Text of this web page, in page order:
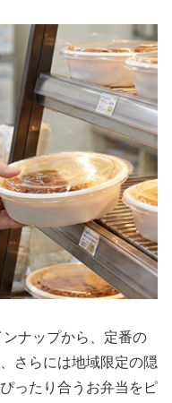
ナップから、定番の
さらには地域限定の隠
ったり合うお弁当をピ